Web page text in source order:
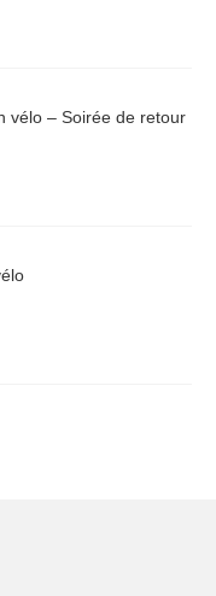
vélo – Soirée de retour